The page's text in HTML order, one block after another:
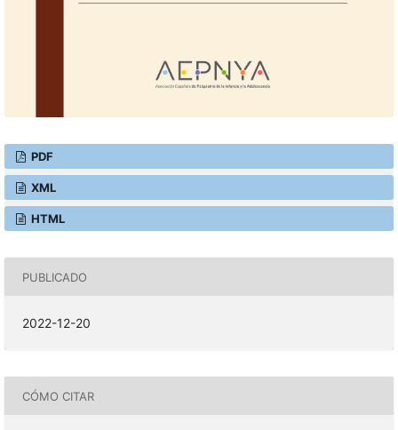
PDF
XML
HTML
PUBLICADO
2022-12-20
CÓMO CITAR